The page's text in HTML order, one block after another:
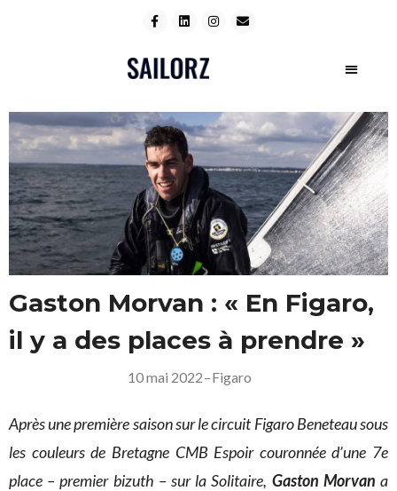
Gaston Morvan : « En Figaro,
il y a des places à prendre »
10 mai 2022–Figaro
Après une première saison sur le circuit Figaro Beneteau sous
les couleurs de Bretagne CMB Espoir couronnée d’une 7e
place – premier bizuth – sur la Solitaire, Gaston Morvan a